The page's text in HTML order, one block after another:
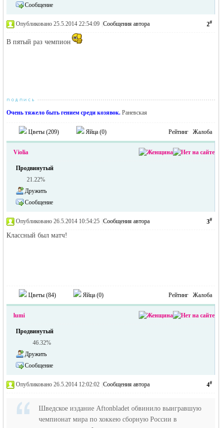
Сообщение
2#
Опубликовано 25.5.2014 22:54:09 Сообщения автора
В пятый раз чемпион
Очень тяжело быть гением среди козявок. Раневская
Цветы (209) Яйца (0) Рейтинг Жалоба
Violia
Продвинутый
21.22%
Дружить
Сообщение
3#
Опубликовано 26.5.2014 10:54:25 Сообщения автора
Классный был матч!
Цветы (84) Яйца (0) Рейтинг Жалоба
lumi
Продвинутый
46.32%
Дружить
Сообщение
4#
Опубликовано 26.5.2014 12:02:02 Сообщения автора
Шведское издание Aftonbladet обвинило выигравшую
чемпионат мира по хоккею сборную России в